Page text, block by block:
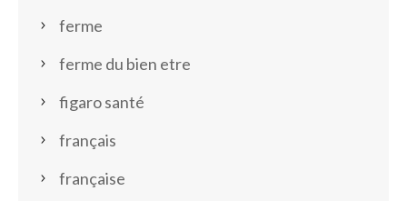
ferme
ferme du bien etre
figaro santé
français
française